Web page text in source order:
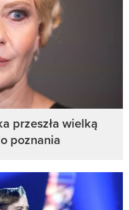
przeszła wielką
poznania